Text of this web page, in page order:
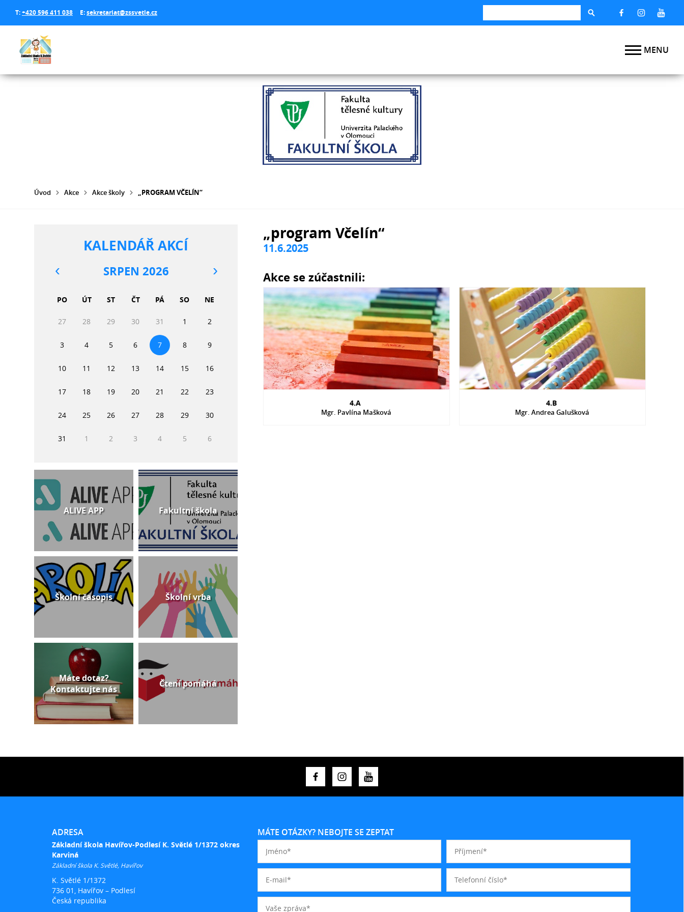
T:+420 596 411 038 E:sekretariat@zssvetle.cz
Úvod Akce Akce školy „PROGRAM VČELÍN“
„program Včelín“
11.6.2025
Akce se zúčastnili:
4.A
Mgr. Pavlína Mašková
4.B
Mgr. Andrea Galušková
KALENDÁŘ AKCÍ
SRPEN 2026
PO ÚT ST ČT PÁ SO NE
27 28 29 30 31 1 2
3 4 5 6 7 8 9
10 11 12 13 14 15 16
17 18 19 20 21 22 23
24 25 26 27 28 29 30
31 1 2 3 4 5 6
ALIVE APP Fakultní škola
Školní časopis Školní vrba
Máte dotaz?
Kontaktujte nás
Čtení pomáhá
ADRESA
Základní škola Havířov-Podlesí K. Světlé 1/1372 okres
Karviná
Základní škola K. Světlé, Havířov
K. Světlé 1/1372
736 01, Havířov – Podlesí
Česká republika
MÁTE OTÁZKY? NEBOJTE SE ZEPTAT